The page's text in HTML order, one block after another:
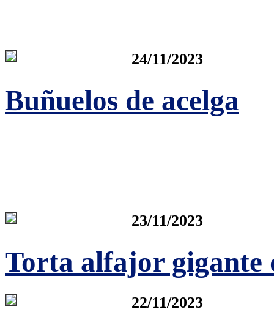
24/11/2023
Buñuelos de acelga
23/11/2023
Torta alfajor gigante
22/11/2023